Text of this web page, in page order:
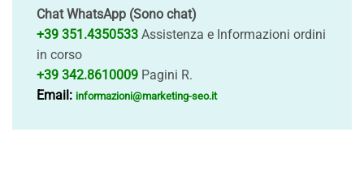
Chat WhatsApp (Sono chat)
+39 351.4350533 Assistenza e Informazioni ordini
in corso
+39 342.8610009 Pagini R.
Email: informazioni@marketing-seo.it